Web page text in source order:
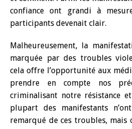
confiance ont grandi à
participants devenait clair.
Malheureusement, la
marquée par des troubles
cela offre l’opportunité aux
prendre en compte nos
criminalisant notre résistance
plupart des manifestants
remarqué de ces troubles, mais